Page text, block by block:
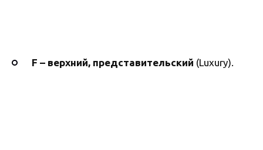
F – верхний, представительский (Luxury).